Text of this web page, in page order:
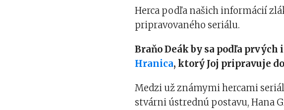
Herca podľa našich informácií
pripravovaného seriálu.
Braňo Deák by sa podľa
Hranica, ktorý Joj pripravuje
Medzi už známymi hercami
stvárni ústrednú postavu, Hana